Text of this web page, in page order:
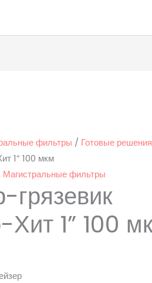
фильтры / Готовые решения
1” 100 мкм
Магистральные фильтры
грязевик
Хит 1” 100